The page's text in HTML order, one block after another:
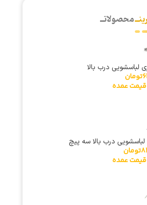
محصولاتــ
درب بالا
تومان
عمده
درب بالا سه پیچ
تومان
عمده